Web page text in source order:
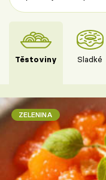
Těstoviny Sladké
ZELENINA